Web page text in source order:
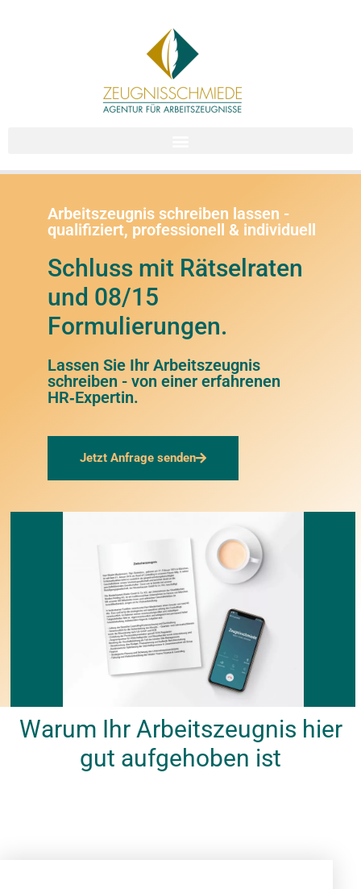
Arbeitszeugnis schreiben lassen -
qualifiziert, professionell & individuell
Schluss mit Rätselraten
und 08/15
Formulierungen.
Lassen Sie Ihr Arbeitszeugnis
schreiben - von einer erfahrenen
HR‑Expertin.
Jetzt Anfrage senden
Warum Ihr Arbeitszeugnis hier
gut aufgehoben ist